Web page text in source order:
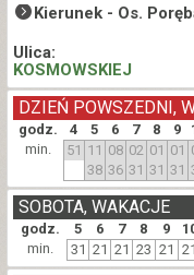
Kierunek - Os.
Ulica:
KOSMOWSKIEJ
godz. 4 5 6 7 8 9
DZIEŃ POWSZEDNI,
min. 51 11
38
08
36
02
31
01
31
01
31
godz. 5 6 7 8 9
SOBOTA, WAKACJE
min. 31 21 21 23 21 21